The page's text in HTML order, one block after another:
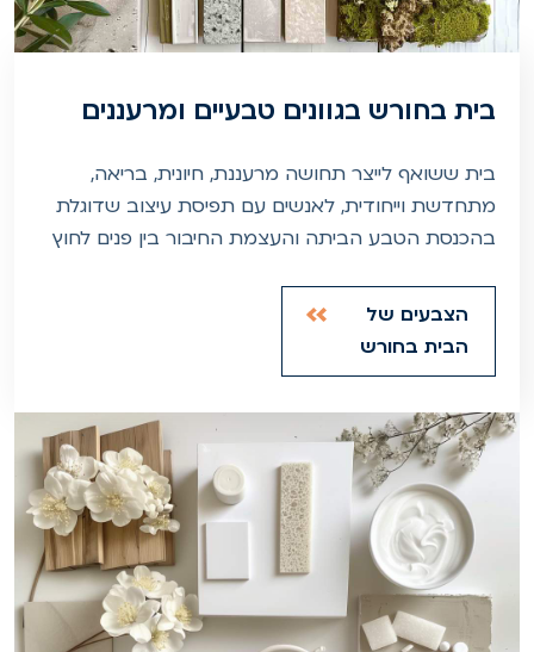
בית בחורש בגוונים טבעיים ומרעננים
בית ששואף לייצר תחושה מרעננת, חיונית, בריאה,
מתחדשת וייחודית, לאנשים עם תפיסת עיצוב שדוגלת
בהכנסת הטבע הביתה והעצמת החיבור בין פנים לחוץ
הצבעים של
הבית בחורש